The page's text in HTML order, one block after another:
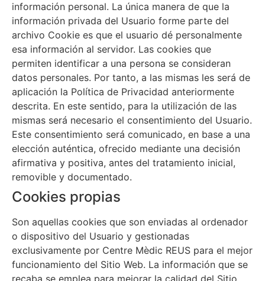
información personal. La única manera de que la
información privada del Usuario forme parte del
archivo Cookie es que el usuario dé personalmente
esa información al servidor. Las cookies que
permiten identificar a una persona se consideran
datos personales. Por tanto, a las mismas les será de
aplicación la Política de Privacidad anteriormente
descrita. En este sentido, para la utilización de las
mismas será necesario el consentimiento del Usuario.
Este consentimiento será comunicado, en base a una
elección auténtica, ofrecido mediante una decisión
afirmativa y positiva, antes del tratamiento inicial,
removible y documentado.
Cookies propias
Son aquellas cookies que son enviadas al ordenador
o dispositivo del Usuario y gestionadas
exclusivamente por Centre Mèdic REUS para el mejor
funcionamiento del Sitio Web. La información que se
recaba se emplea para mejorar la calidad del Sitio